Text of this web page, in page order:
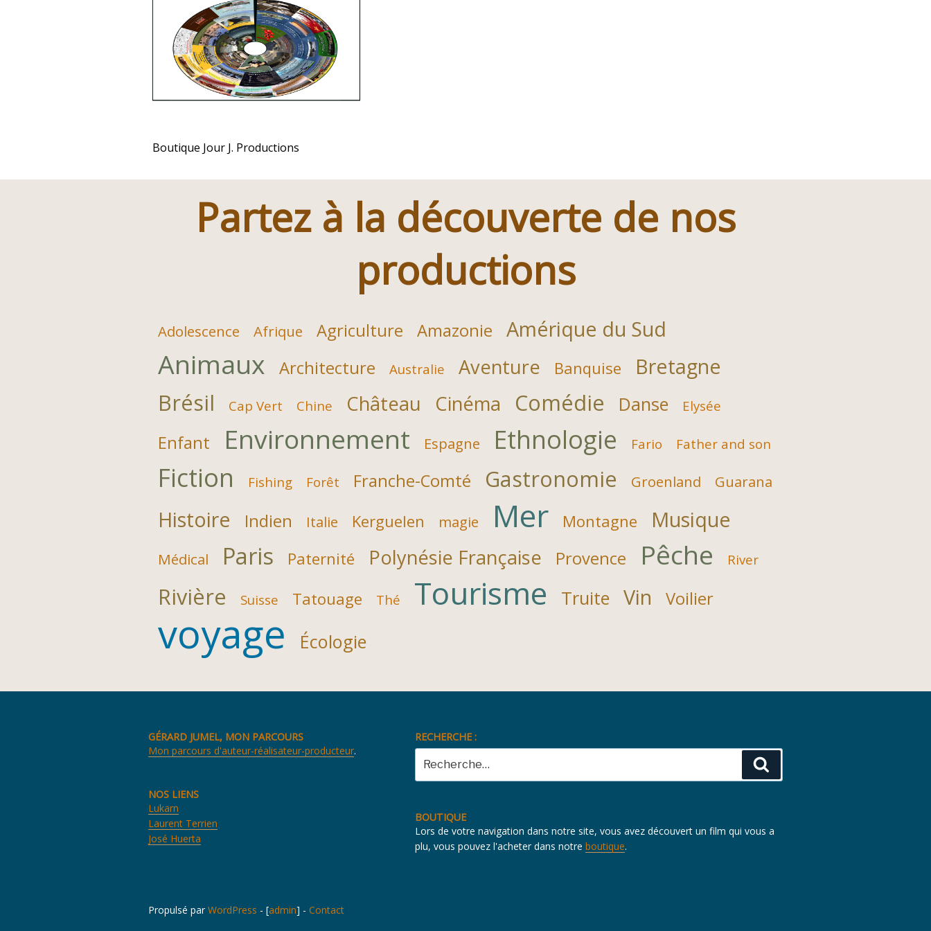
Boutique Jour J. Productions
Partez à la découverte de nos
productions
Adolescence Afrique Agriculture Amazonie Amérique du Sud
Animaux Architecture Australie Aventure Banquise Bretagne
Brésil Cap Vert Chine Château Cinéma Comédie Danse Elysée
Enfant Environnement Espagne Ethnologie Fario Father and son
Fiction Fishing Forêt Franche-Comté Gastronomie Groenland Guarana
Histoire Indien Italie Kerguelen magie Mer Montagne Musique
Médical Paris Paternité Polynésie Française Provence Pêche River
Rivière Suisse Tatouage Thé Tourisme Truite Vin Voilier
voyage Écologie
GÉRARD JUMEL, MON PARCOURS
Mon parcours d'auteur-réalisateur-producteur.
NOS LIENS
Lukarn
Laurent Terrien
José Huerta
RECHERCHE :
pour
:
BOUTIQUE
Lors de votre navigation dans notre site, vous avez découvert un film qui vous a
plu, vous pouvez l'acheter dans notre boutique.
Propulsé par WordPress - [admin] - Contact